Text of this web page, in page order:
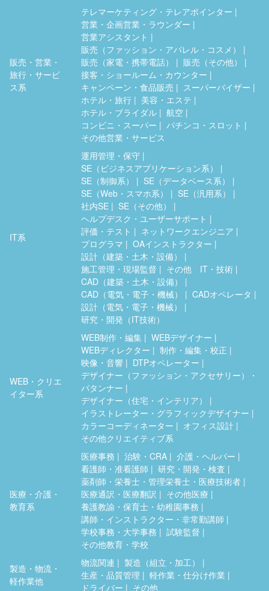
販売・営業・
旅行・サービ
ス系
テレマーケティング・テレアポインター
営業・企画営業・ラウンダー
営業アシスタント
販売（ファッション・アパレル・コスメ）
販売（家電・携帯電話）
販売（その他）
接客・ショールーム・カウンター
キャンペーン・食品販売
スーパーバイザー
ホテル・旅行
美容・エステ
ホテル・ブライダル
航空
コンビニ・スーパー
パチンコ・スロット
その他営業・サービス
IT系
運用管理・保守
SE（ビジネスアプリケーション系）
SE（制御系）
SE（データベース系）
SE（Web・スマホ系）
SE（汎用系）
社内SE
SE（その他）
ヘルプデスク・ユーザーサポート
評価・テスト
ネットワークエンジニア
プログラマ
OAインストラクター
設計（建築・土木・設備）
施工管理・現場監督
その他 IT・技術
CAD（建築・土木・設備）
CAD（電気・電子・機械）
CADオペレータ
設計（電気・電子・機械）
研究・開発（IT技術）
WEB・クリエ
イター系
WEB制作・編集
WEBデザイナー
WEBディレクター
制作・編集・校正
映像・音響
DTPオペレーター
デザイナー（ファッション・アクセサリー）・
パタンナー
デザイナー（住宅・インテリア）
イラストレーター・グラフィックデザイナー
カラーコーディネーター
オフィス設計
その他クリエイティブ系
医療・介護・
教育系
医療事務 治験・CRA
介護・ヘルパー
看護師・准看護師
研究・開発・検査
薬剤師・栄養士・管理栄養士・医療技術者
医療通訳・医療翻訳
その他医療
養護教諭・保育士・幼稚園事務
講師・インストラクター・非常勤講師
学校事務・大学事務
試験監督
その他教育・学校
製造・物流・
軽作業他
物流関連
製造（組立・加工）
生産・品質管理
軽作業・仕分け作業
ドライバー
その他